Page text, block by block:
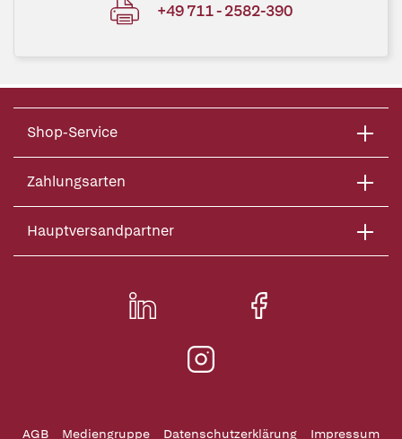
+49 711 - 2582-390
Shop-Service
Zahlungsarten
Hauptversandpartner
AGB Mediengruppe Datenschutzerklärung Impressum